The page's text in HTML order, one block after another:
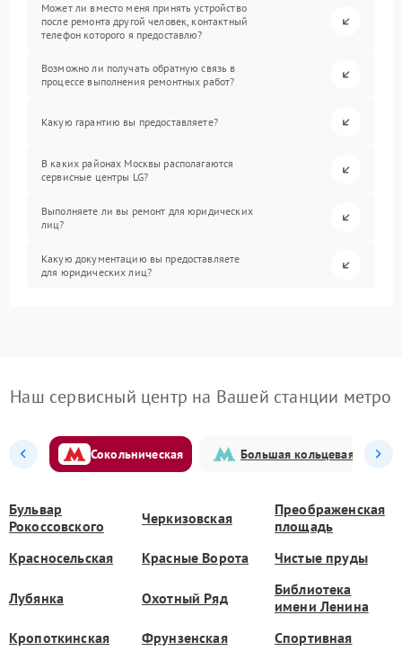
Может ли вместо меня принять устройство
после ремонта другой человек, контактный
телефон которого я предоставлю?
Возможно ли получать обратную связь в
процессе выполнения ремонтных работ?
Какую гарантию вы предоставляете?
В каких районах Москвы располагаются
сервисные центры LG?
Выполняете ли вы ремонт для юридических
лиц?
Какую документацию вы предоставляете
для юридических лиц?
Наш сервисный центр на Вашей станции метро
Сокольническая Большая кольцевая
Бульвар
Рокоссовского
Черкизовская
Преображенская
площадь
Красносельская
Красные Ворота Чистые пруды
Лубянка Охотный Ряд
Библиотека
имени Ленина
Кропоткинская
Фрунзенская Спортивная